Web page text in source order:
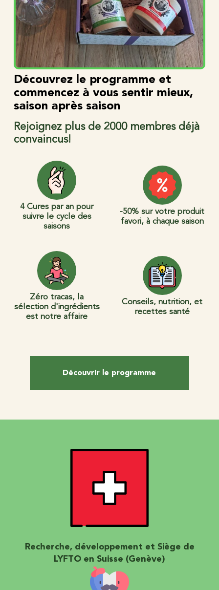
Découvrez le programme et
commencez à vous sentir mieux,
saison après saison
Rejoignez plus de 2000 membres déjà
convaincus!
4 Cures par an pour
suivre le cycle des
saisons
-50% sur votre produit
favori, à chaque saison
Zéro tracas, la
sélection d'ingrédients
est notre affaire
Conseils, nutrition, et
recettes santé
Découvrir le programme
Recherche, développement et Siège de
LYFTO en Suisse (Genève)